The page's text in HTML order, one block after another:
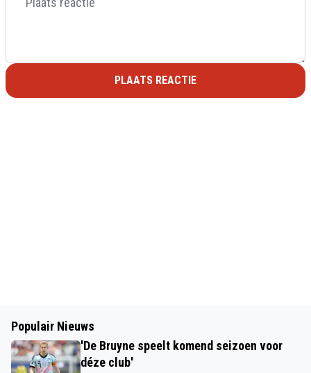
PLAATS REACTIE
Populair Nieuws
'De Bruyne speelt komend seizoen voor
déze club'